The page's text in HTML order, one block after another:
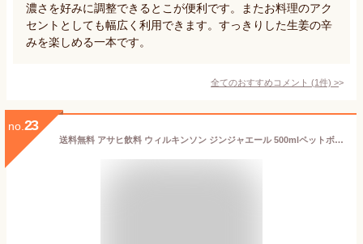
濃さを好みに調整できるとこが便利です。またお料理のアク
セントとしても幅広く利用できます。すっきりした生姜の辛
みを楽しめる一本です。
全てのおすすめコメント (1件) >
no. 23
送料無料 アサヒ飲料 ウィルキンソン ジンジャエール 500mlペットボトル×24本入 ※北海道・沖縄・離島は別途送料が必要。